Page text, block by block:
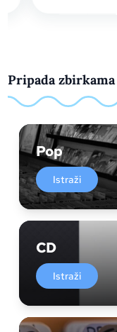
Pripada zbirkama
Pop
Istraži
CD
Istraži